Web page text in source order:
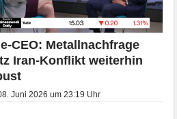
CEO: Metallnachfrage
Iran-Konflikt weiterhin
Juni 2026 um 23:19 Uhr